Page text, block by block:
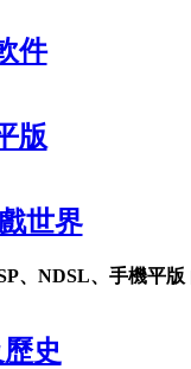
件
版
世界
、NDSL、手機平
史